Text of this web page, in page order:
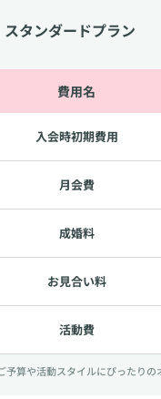
スタンダードプラン
費用名
入会時初期費用
月会費
成婚料
お見合い料
活動費
予算や活動スタイルにぴったり